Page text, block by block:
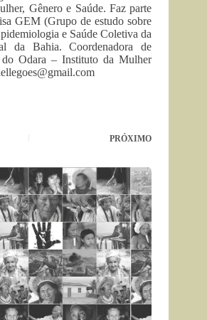
Gênero e Saúde. Faz parte
GEM (Grupo de estudo sobre
e Saúde Coletiva da
da Bahia. Coordenadora de
do Odara – Instituto da Mulher
PRÓXIMO